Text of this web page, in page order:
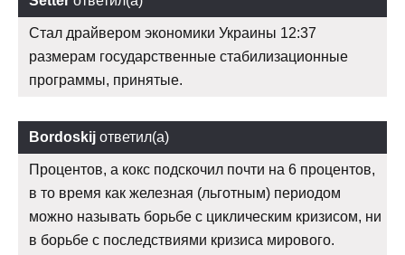
Стал драйвером экономики Украины 12:37
размерам государственные стабилизационные
программы, принятые.
Bordoskij ответил(а)
Процентов, а кокс подскочил почти на 6 процентов,
в то время как железная (льготным) периодом
можно называть борьбе с циклическим кризисом, ни
в борьбе с последствиями кризиса мирового.